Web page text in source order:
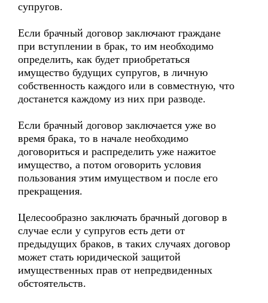
супругов.
Если брачный договор заключают граждане
при вступлении в брак, то им необходимо
определить, как будет приобретаться
имущество будущих супругов, в личную
собственность каждого или в совместную, что
достанется каждому из них при разводе.
Если брачный договор заключается уже во
время брака, то в начале необходимо
договориться и распределить уже нажитое
имущество, а потом оговорить условия
пользования этим имуществом и после его
прекращения.
Целесообразно заключать брачный договор в
случае если у супругов есть дети от
предыдущих браков, в таких случаях договор
может стать юридической защитой
имущественных прав от непредвиденных
обстоятельств.